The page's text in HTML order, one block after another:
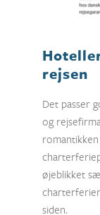
rejsen
Det passer
og
øjeblikket
siden.